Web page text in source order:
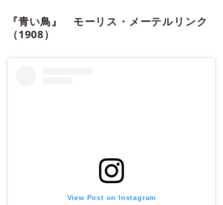
『青い鳥』 モーリス・メーテルリンク
（1908）
View Post on Instagram